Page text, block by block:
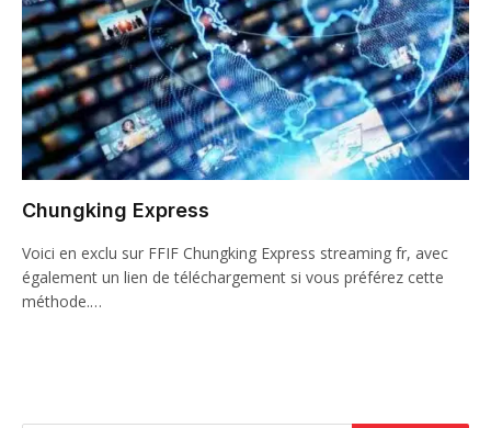
Chungking Express
Voici en exclu sur FFIF Chungking Express streaming fr, avec
également un lien de téléchargement si vous préférez cette
méthode.…